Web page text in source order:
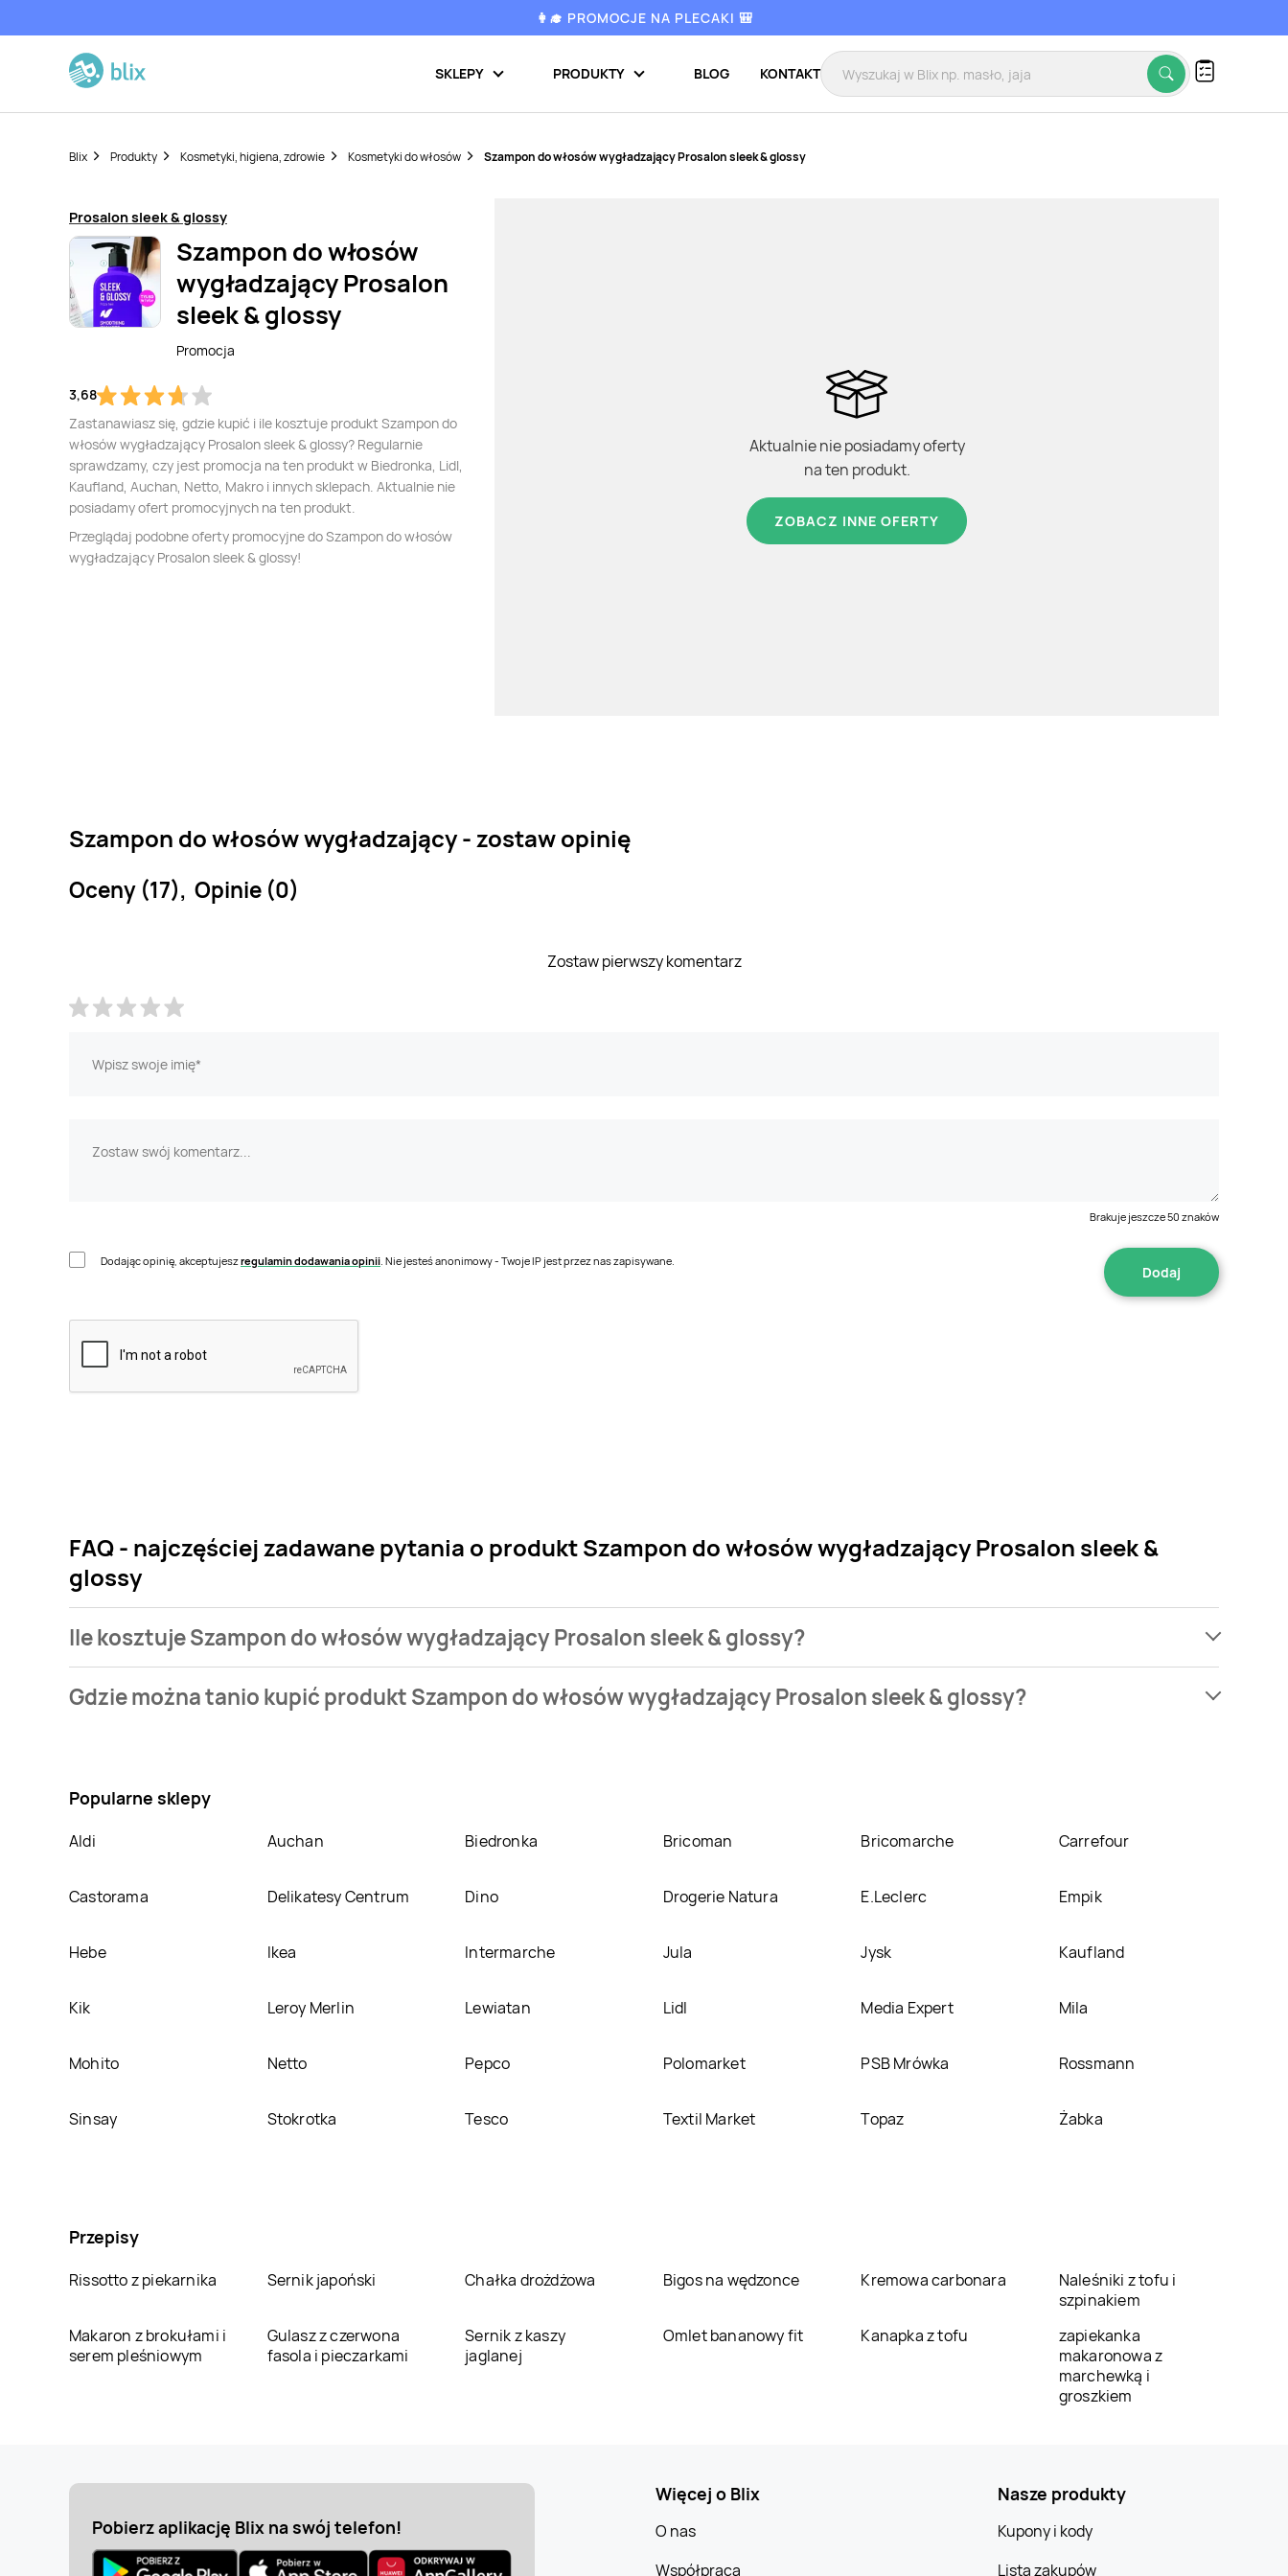
👩‍🎓 PROMOCJE NA PLECAKI 🎒
SKLEPY PRODUKTY BLOG KONTAKT
Blix Produkty Kosmetyki, higiena, zdrowie Kosmetyki do włosów Szampon do włosów wygładzający Prosalon sleek & glossy
Prosalon sleek & glossy
Szampon do włosów
wygładzający Prosalon
sleek & glossy
Promocja
3,68
Zastanawiasz się, gdzie kupić i ile kosztuje produkt Szampon do
włosów wygładzający Prosalon sleek & glossy? Regularnie
sprawdzamy, czy jest promocja na ten produkt w Biedronka, Lidl,
Kaufland, Auchan, Netto, Makro i innych sklepach. Aktualnie nie
posiadamy ofert promocyjnych na ten produkt.
Przeglądaj podobne oferty promocyjne do Szampon do włosów
wygładzający Prosalon sleek & glossy!
Aktualnie nie posiadamy oferty
na ten produkt.
ZOBACZ INNE OFERTY
Szampon do włosów wygładzający - zostaw opinię
Oceny (17), Opinie (0)
Zostaw pierwszy komentarz
Brakuje jeszcze50 znaków
Dodając opinię, akceptujeszregulamin dodawania opinii . Nie jesteś anonimowy - Twoje IP jest przez nas zapisywane.
FAQ - najczęściej zadawane pytania o produkt Szampon do włosów wygładzający Prosalon sleek &
glossy
Ile kosztuje Szampon do włosów wygładzający Prosalon sleek & glossy?
włosów wygładzający Prosalon sleek & glossy kosztuje od 18,99 zł do 24,49 zł.
Gdzie można tanio kupić produkt Szampon do włosów wygładzający Prosalon sleek & glossy?
Popularne sklepy
Aldi Auchan Biedronka Bricoman Bricomarche Carrefour
Castorama Delikatesy Centrum Dino Drogerie Natura E.Leclerc Empik
Hebe Ikea Intermarche Jula Jysk Kaufland
Kik Leroy Merlin Lewiatan Lidl Media Expert Mila
Mohito Netto Pepco Polomarket PSB Mrówka Rossmann
Sinsay Stokrotka Tesco Textil Market Topaz Żabka
Przepisy
Rissotto z piekarnika Sernik japoński Chałka drożdżowa Bigos na wędzonce Kremowa carbonara
Naleśniki z tofu i
szpinakiem
Makaron z brokułami i
serem pleśniowym
Gulasz z czerwona
fasola i pieczarkami
Sernik z kaszy
jaglanej
Omlet bananowy fit Kanapka z tofu
zapiekanka
makaronowa z
marchewką i
groszkiem
Pobierz aplikację Blix na swój telefon!
Więcej o Blix
O nas
Współpraca
Nasze produkty
Kupony i kody
Lista zakupów